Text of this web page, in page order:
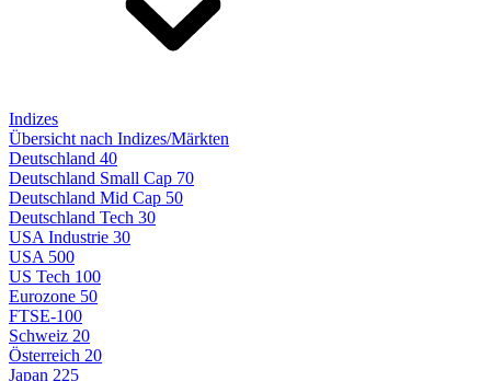
Indizes
Übersicht nach Indizes/Märkten
Deutschland 40
Deutschland Small Cap 70
Deutschland Mid Cap 50
Deutschland Tech 30
USA Industrie 30
USA 500
US Tech 100
Eurozone 50
FTSE-100
Schweiz 20
Österreich 20
Japan 225